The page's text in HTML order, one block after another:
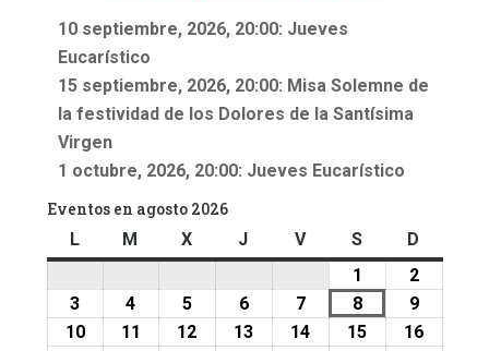
10 septiembre, 2026, 20:00: Jueves
Eucarístico
15 septiembre, 2026, 20:00: Misa Solemne de
la festividad de los Dolores de la Santísima
Virgen
1 octubre, 2026, 20:00: Jueves Eucarístico
Eventos en agosto 2026
Llunes M martes
Xmiércoles
J jueves
Vviernes
Ssábado
D
1
agosto,
2026
22
agosto,
2026
3
agosto,
4
agosto,
55
agosto,
66
agosto,
77
agosto,
88
agosto,
99
agosto,
1010
11 12 13 14 15 16